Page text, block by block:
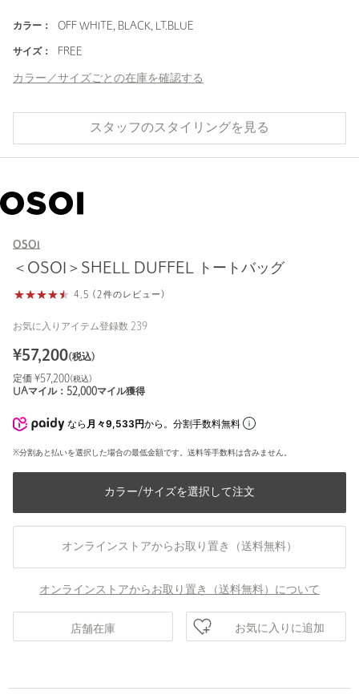
カラー： OFF WHITE, BLACK, LT.BLUE
サイズ： FREE
カラー／サイズごとの在庫を確認する
スタッフのスタイリングを見る
OSOI
＜OSOI＞SHELL DUFFEL トートバッグ
4.5 (2件のレビュー)
お気に入りアイテム登録数 239
¥57,200(税込)
定価 ¥57,200(税込)
UAマイル： 52,000マイル獲得
なら 月々9,533円から。分割手数料無料
※分割あと払いを選択した場合の最低金額です。送料等手数料は含みません。
カラー/サイズを選択して注文
オンラインストアからお取り置き（送料無料）
オンラインストアからお取り置き（送料無料）について
店舗在庫 お気に入りに追加